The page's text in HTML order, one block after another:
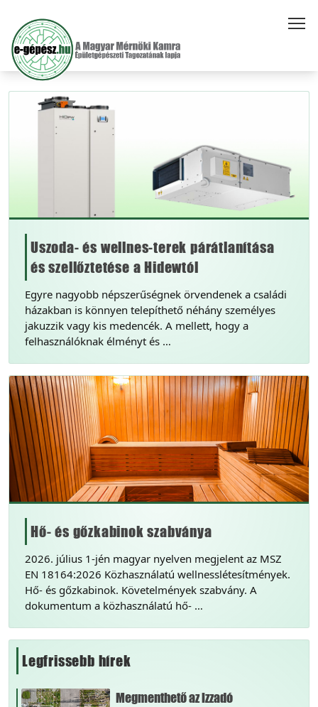
Uszoda- és wellnes-terek párátlanítása
és szellőztetése a Hidewtól
Egyre nagyobb népszerűségnek örvendenek a családi
házakban is könnyen telepíthető néhány személyes
jakuzzik vagy kis medencék. A mellett, hogy a
felhasználóknak élményt és …
Hő- és gőzkabinok szabványa
2026. július 1-jén magyar nyelven megjelent az MSZ
EN 18164:2026 Közhasználatú wellnesslétesítmények.
Hő- és gőzkabinok. Követelmények szabvány. A
dokumentum a közhasználatú hő- …
Legfrissebb hírek
Megmenthető az izzadó